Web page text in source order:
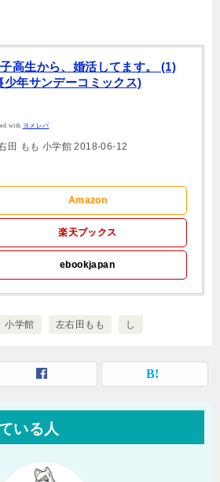
高生から、婚活してます。 (1)
少年サンデーコミックス)
with ヨメレバ
田 もも 小学館 2018-06-12
Amazon
楽天ブックス
ebookjapan
小学館 左右田もも し
いる人